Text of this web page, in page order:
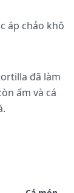
áp chảo khô
đã làm
ấm và cá